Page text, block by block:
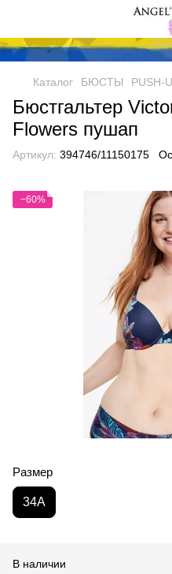
Каталог БЮСТЫ PUSH-
Бюстгальтер
Flowers пушап
Артикул: 394746/11150175
−60%
Размер
34A
В наличии